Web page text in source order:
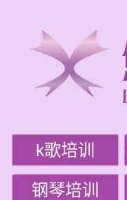
k歌培训
钢琴培训